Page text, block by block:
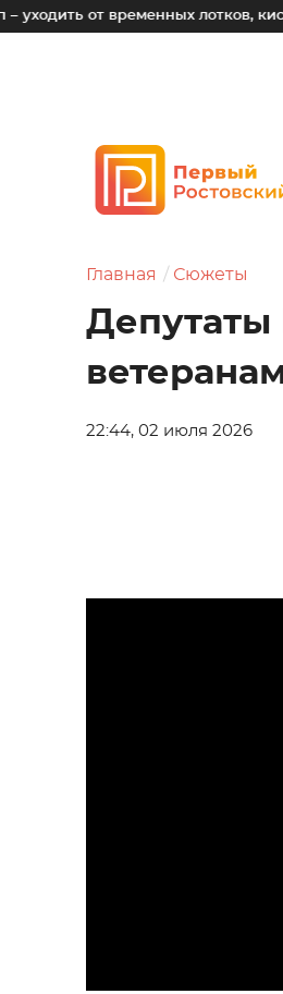
временных лотков, киосков и
Главная Сюжеты
Депутаты
22:44, 02 июля 2026